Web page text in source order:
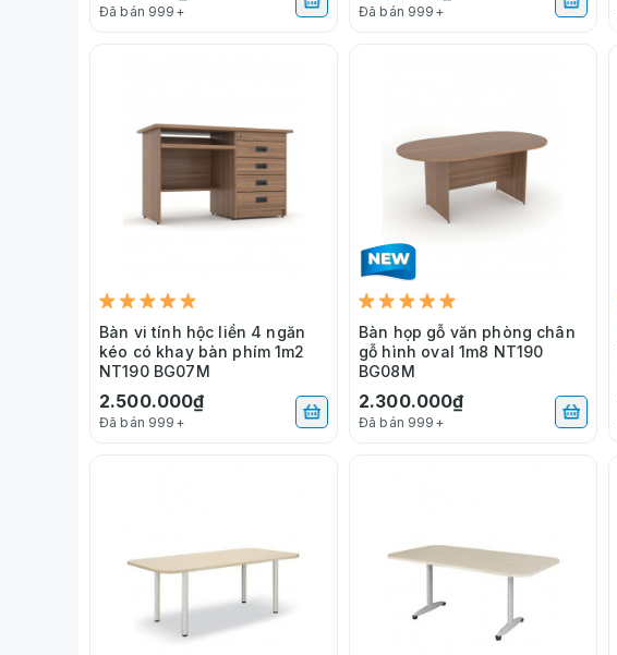
Đã bán 999+ Đã bán 999+
Bàn vi tính hộc liền 4 ngăn
kéo có khay bàn phím 1m2
NT190 BG07M
2.500.000₫
Đã bán 999+
Bàn họp gỗ văn phòng chân
gỗ hình oval 1m8 NT190
BG08M
2.300.000₫
Đã bán 999+